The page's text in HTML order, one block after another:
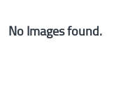
No Images found.